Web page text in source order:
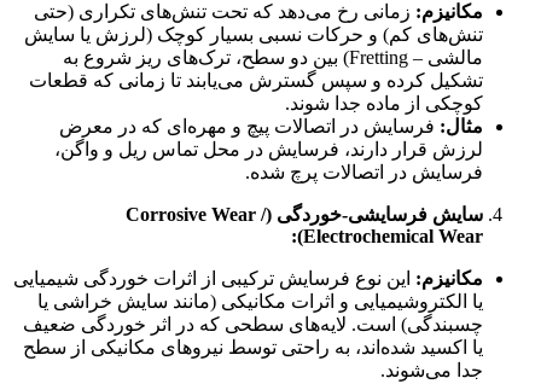
مکانیزم: زمانی رخ می‌دهد که تحت تنش‌های تکراری (حتی
تنش‌های کم) و حرکات نسبی بسیار کوچک (لرزش یا سایش
مالشی – Fretting) بین دو سطح، ترک‌های ریز شروع به
تشکیل کرده و سپس گسترش می‌یابند تا زمانی که قطعات
کوچکی از ماده جدا شوند.
مثال: فرسایش در اتصالات پیچ و مهره‌ای که در معرض
لرزش قرار دارند، فرسایش در محل تماس ریل و واگن،
فرسایش در اتصالات پرچ شده.
سایش فرسایشی-خوردگی (Corrosive Wear /
Electrochemical Wear):
مکانیزم: این نوع فرسایش ترکیبی از اثرات خوردگی شیمیایی
یا الکتروشیمیایی و اثرات مکانیکی (مانند سایش خراشی یا
چسبندگی) است. لایه‌های سطحی که در اثر خوردگی ضعیف
یا اکسید شده‌اند، به راحتی توسط نیروهای مکانیکی از سطح
جدا می‌شوند.